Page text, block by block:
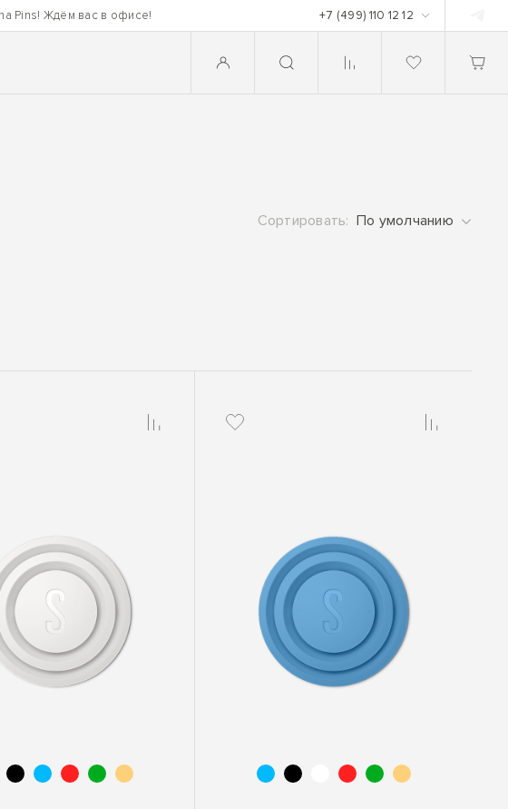
Pins! Ждём вас в офисе! +7 (499) 110 12 12
Сортировать: По умолчанию